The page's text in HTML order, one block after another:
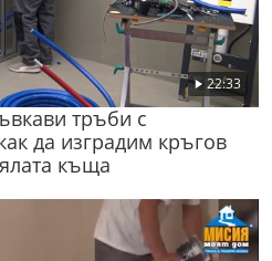
22:33
тръби с
да изградим кръгов
къща